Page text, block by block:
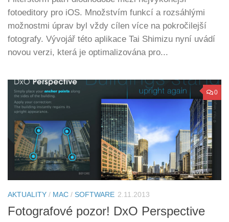
fotoeditory pro iOS. Množstvím funkcí a rozsáhlými
možnostmi úprav byl vždy cílen více na pokročilejší
fotografy. Vývojář této aplikace Tai Shimizu nyní uvádí
novou verzi, která je optimalizována pro...
0
AKTUALITY / MAC / SOFTWARE 2.11.2013
Fotografové pozor! DxO Perspective